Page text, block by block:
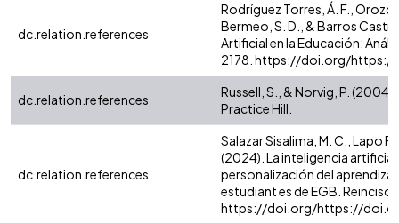
dc.relation.references
Rodríguez Torres, Á. F.,
Bermeo, S. D., & Barros
Artificial en la Educación:
2178. https://doi.org/
dc.relation.references
Russell, S., & Norvig, P.
Practice Hill.
dc.relation.references
Salazar Sisalima, M. C., Lapo
(2024). La inteligencia
personalización del
estudiant es de EGB.
https://doi.org/https://